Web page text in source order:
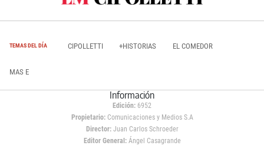
TEMAS DEL DÍA CIPOLLETTI +HISTORIAS EL COMEDOR
MAS E
Información
Edición: 6952
Propietario:Comunicaciones y Medios S.A
Director: Juan Carlos Schroeder
Editor General:Ángel Casagrande